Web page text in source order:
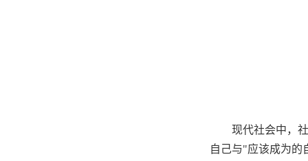
现代社会中，
自己与"应该成为的